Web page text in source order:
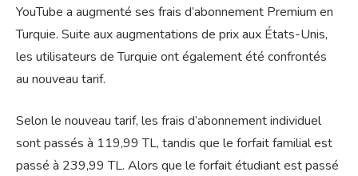
YouTube a augmenté ses frais d’abonnement Premium en
Turquie. Suite aux augmentations de prix aux États-Unis,
les utilisateurs de Turquie ont également été confrontés
au nouveau tarif.
Selon le nouveau tarif, les frais d’abonnement individuel
sont passés à 119,99 TL, tandis que le forfait familial est
passé à 239,99 TL. Alors que le forfait étudiant est passé